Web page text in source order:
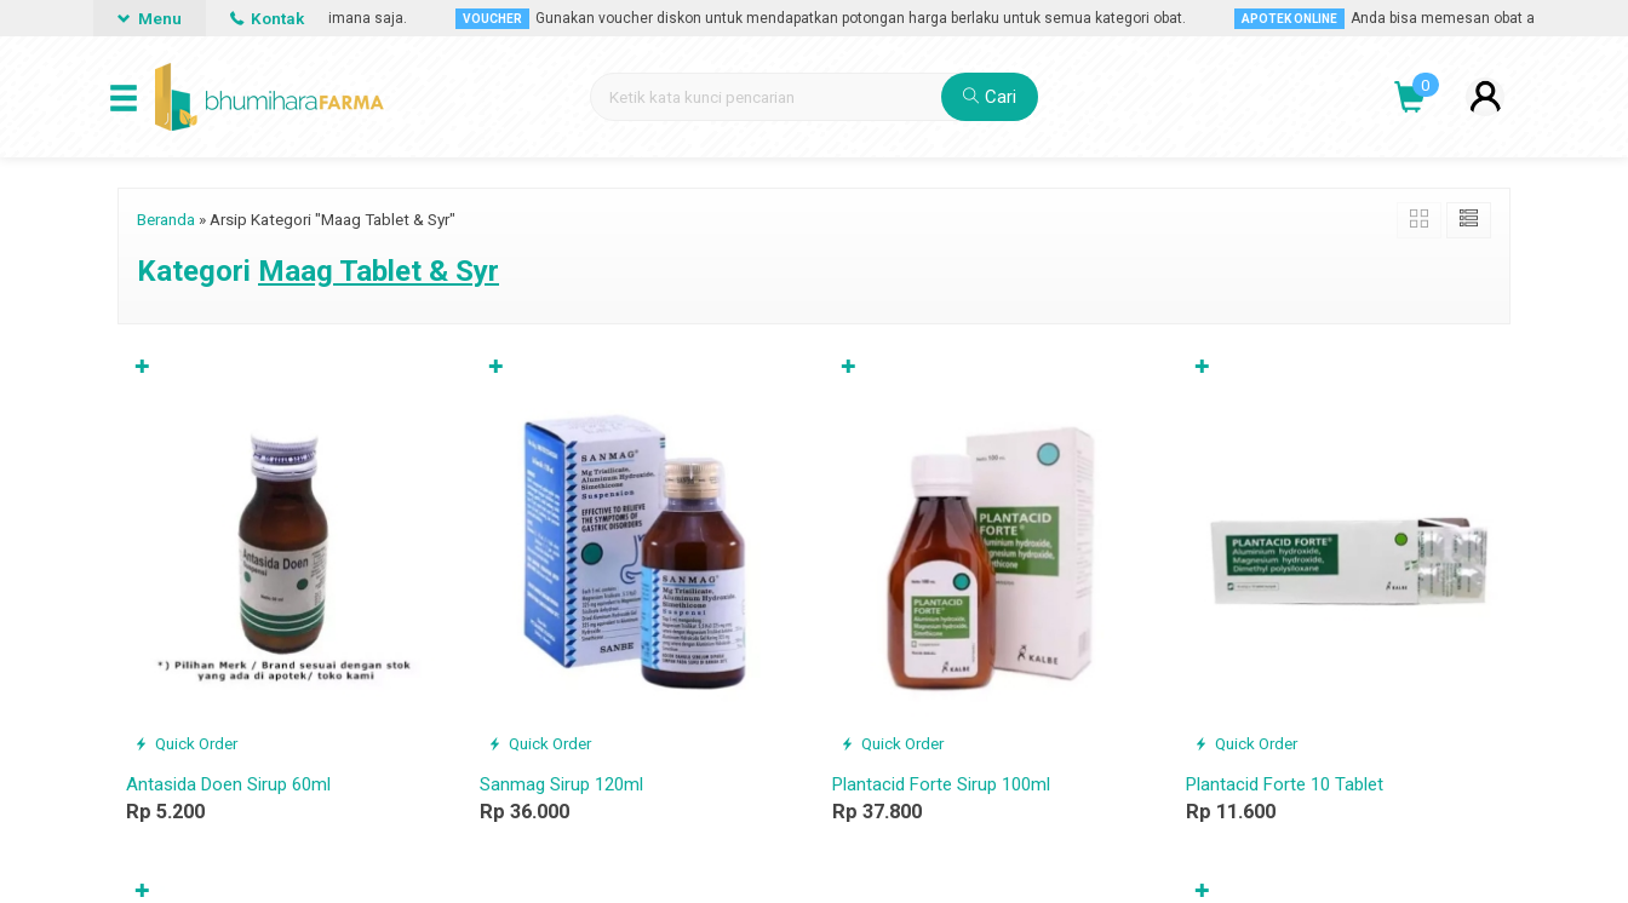
obat apa saja, kapan saja dan dimana saja. VOUCHER Gunakan voucher diskon untuk mendapatkan potongan harga berlaku untuk semua kategori obat. APOTEK ONLINE Anda bisa memesan obat apa saja, kapan saja
Menu Kontak
Cari
0
Beranda » Arsip Kategori "Maag Tablet & Syr"
Kategori Maag Tablet & Syr
Quick Order
Antasida Doen Sirup 60ml
Rp 5.200
✚
Quick Order
Sanmag Sirup 120ml
Rp 36.000
✚
Quick Order
Plantacid Forte Sirup 100ml
Rp 37.800
✚
Quick Order
Plantacid Forte 10 Tablet
Rp 11.600
✚
✚ ✚